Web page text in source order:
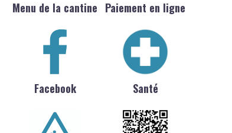
Menu de la cantine Paiement en ligne
Facebook Santé